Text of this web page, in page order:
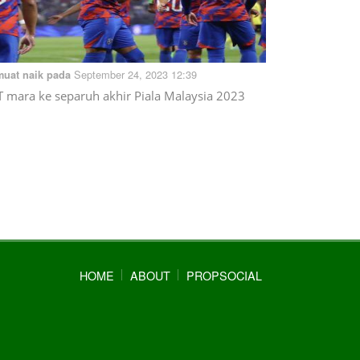
naik pada September 24, 2023 12:39
mara ke separuh akhir Piala Malaysia 2023
HOME
ABOUT PROPSOCIAL